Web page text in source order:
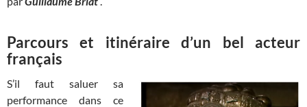
Parcours et itinéraire d’un bel acteur
français
S’il faut saluer sa
performance dans ce